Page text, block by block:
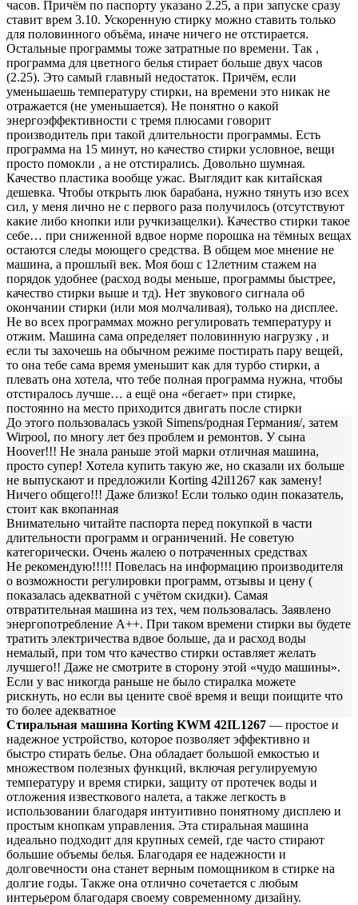
часов. Причём по паспорту указано 2.25, а при запуске сразу
ставит врем 3.10. Ускоренную стирку можно ставить только
для половинного объёма, иначе ничего не отстирается.
Остальные программы тоже затратные по времени. Так ,
программа для цветного белья стирает больше двух часов
(2.25). Это самый главный недостаток. Причём, если
уменьшаешь температуру стирки, на времени это никак не
отражается (не уменьшается). Не понятно о какой
энергоэффективности с тремя плюсами говорит
производитель при такой длительности программы. Есть
программа на 15 минут, но качество стирки условное, вещи
просто помокли , а не отстирались. Довольно шумная.
Качество пластика вообще ужас. Выглядит как китайская
дешевка. Чтобы открыть люк барабана, нужно тянуть изо всех
сил, у меня лично не с первого раза получилось (отсутствуют
какие либо кнопки или ручкизащелки). Качество стирки такое
себе… при сниженной вдвое норме порошка на тёмных вещах
остаются следы моющего средства. В общем мое мнение не
машина, а прошлый век. Моя бош с 12летним стажем на
порядок удобнее (расход воды меньше, программы быстрее,
качество стирки выше и тд). Нет звукового сигнала об
окончании стирки (или моя молчаливая), только на дисплее.
Не во всех программах можно регулировать температуру и
отжим. Машина сама определяет половинную нагрузку , и
если ты захочешь на обычном режиме постирать пару вещей,
то она тебе сама время уменьшит как для турбо стирки, а
плевать она хотела, что тебе полная программа нужна, чтобы
отстиралось лучше… а ещё она «бегает» при стирке,
постоянно на место приходится двигать после стирки
До этого пользовалась узкой Simens/родная Германия/, затем
Wirpool, по многу лет без проблем и ремонтов. У сына
Hoover!!! Не знала раньше этой марки отличная машина,
просто супер! Хотела купить такую же, но сказали их больше
не выпускают и предложили Korting 42il1267 как замену!
Ничего общего!!! Даже близко! Если только один показатель,
стоит как вкопанная
Внимательно читайте паспорта перед покупкой в части
длительности программ и ограничений. Не советую
категорически. Очень жалею о потраченных средствах
Не рекомендую!!!!! Повелась на информацию производителя
о возможности регулировки программ, отзывы и цену (
показалась адекватной с учётом скидки). Самая
отвратительная машина из тех, чем пользовалась. Заявлено
энергопотребление А++. При таком времени стирки вы будете
тратить электричества вдвое больше, да и расход воды
немалый, при том что качество стирки оставляет желать
лучшего!! Даже не смотрите в сторону этой «чудо машины».
Если у вас никогда раньше не было стиралка можете
рискнуть, но если вы цените своё время и вещи поищите что
то более адекватное
Стиральная машина Korting KWM 42IL1267 — простое и
надежное устройство, которое позволяет эффективно и
быстро стирать белье. Она обладает большой емкостью и
множеством полезных функций, включая регулируемую
температуру и время стирки, защиту от протечек воды и
отложения известкового налета, а также легкость в
использовании благодаря интуитивно понятному дисплею и
простым кнопкам управления. Эта стиральная машина
идеально подходит для крупных семей, где часто стирают
большие объемы белья. Благодаря ее надежности и
долговечности она станет верным помощником в стирке на
долгие годы. Также она отлично сочетается с любым
интерьером благодаря своему современному дизайну.